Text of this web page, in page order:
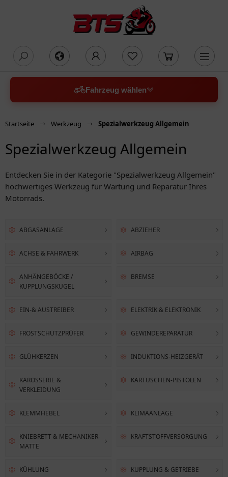
Fahrzeug wählen
Startseite Werkzeug Spezialwerkzeug Allgemein
Spezialwerkzeug Allgemein
Entdecken Sie in der Kategorie "Spezialwerkzeug Allgemein"
hochwertiges Werkzeug für Wartung und Reparatur Ihres
Motorrads.
ABGASANLAGE ABZIEHER
ACHSE & FAHRWERK AIRBAG
ANHÄNGEBÖCKE /
KUPPLUNGSKUGEL
BREMSE
EIN-& AUSTREIBER ELEKTRIK & ELEKTRONIK
FROSTSCHUTZPRÜFER GEWINDEREPARATUR
GLÜHKERZEN INDUKTIONS-HEIZGERÄT
KAROSSERIE &
VERKLEIDUNG
KARTUSCHEN-PISTOLEN
KLEMMHEBEL KLIMAANLAGE
KNIEBRETT & MECHANIKER-
MATTE
KRAFTSTOFFVERSORGUNG
KÜHLUNG KUPPLUNG & GETRIEBE